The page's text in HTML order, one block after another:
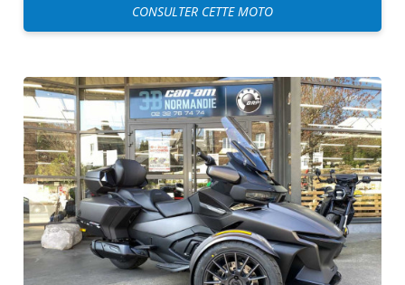
CONSULTER CETTE MOTO